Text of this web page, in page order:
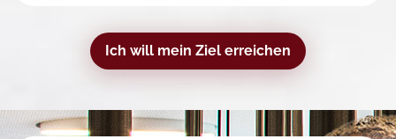
Ich will mein Ziel erreichen